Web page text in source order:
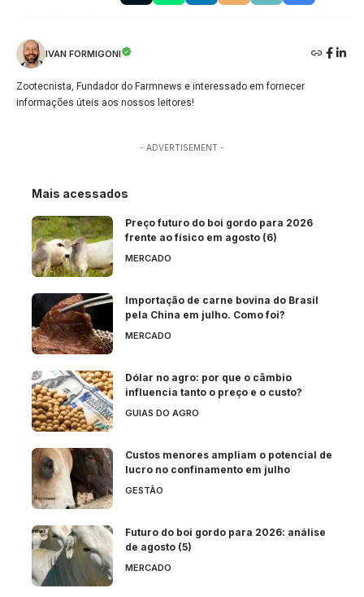
IVAN FORMIGONI
Zootecnista, Fundador do Farmnews e interessado em fornecer
informações úteis aos nossos leitores!
- ADVERTISEMENT -
Mais acessados
Preço futuro do boi gordo para 2026
frente ao físico em agosto (6)
MERCADO
Importação de carne bovina do Brasil
pela China em julho. Como foi?
MERCADO
Dólar no agro: por que o câmbio
influencia tanto o preço e o custo?
GUIAS DO AGRO
Custos menores ampliam o potencial de
lucro no confinamento em julho
GESTÃO
Futuro do boi gordo para 2026: análise
de agosto (5)
MERCADO